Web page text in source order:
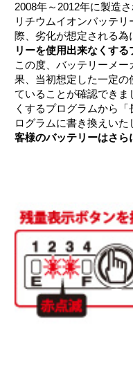
2008年～2012年に製造
リチウムイオンバッテ
際、劣化が想定される為
リーを使用出来なくする
この度、バッテリーメ
果、当初想定した一定
ていることが確認でき
くするプログラムから
ログラムに書き換えいた
客様のバッテリーはさら